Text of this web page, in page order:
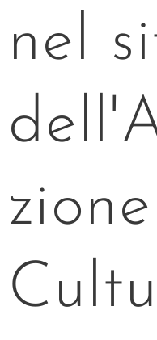
nel
zione